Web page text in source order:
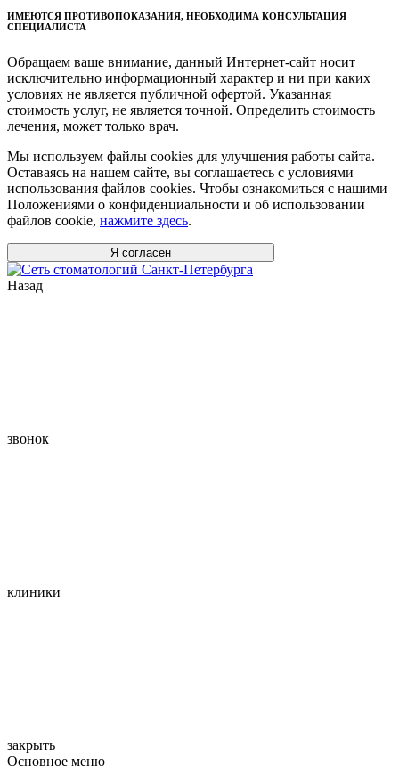
ИМЕЮТСЯ ПРОТИВОПОКАЗАНИЯ, НЕОБХОДИМА КОНСУЛЬТАЦИЯ
СПЕЦИАЛИСТА
Обращаем ваше внимание, данный Интернет-сайт носит
исключительно информационный характер и ни при каких
условиях не является публичной офертой. Указанная
стоимость услуг, не является точной. Определить стоимость
лечения, может только врач.
Мы используем файлы cookies для улучшения работы сайта.
Оставаясь на нашем сайте, вы соглашаетесь с условиями
использования файлов cookies. Чтобы ознакомиться с нашими
Положениями о конфиденциальности и об использовании
файлов cookie, нажмите здесь.
Я согласен
Назад
звонок
клиники
закрыть
Основное меню